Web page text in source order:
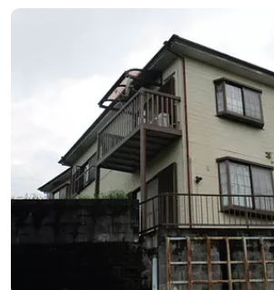
た日本初のアウトドアフィールドが、2023年